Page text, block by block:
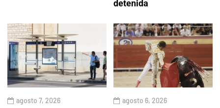
detenida
agosto 7, 2026 agosto 6, 2026